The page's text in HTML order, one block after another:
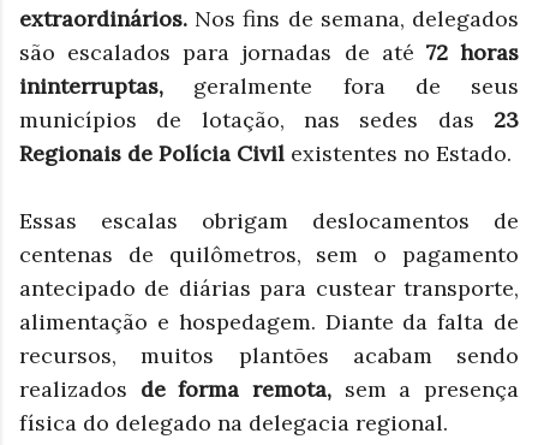
extraordinários. Nos fins de semana, delegados
são escalados para jornadas de até 72 horas
ininterruptas, geralmente fora de seus
municípios de lotação, nas sedes das 23
Regionais de Polícia Civil existentes no Estado.
Essas escalas obrigam deslocamentos de
centenas de quilômetros, sem o pagamento
antecipado de diárias para custear transporte,
alimentação e hospedagem. Diante da falta de
recursos, muitos plantões acabam sendo
realizados de forma remota, sem a presença
física do delegado na delegacia regional.